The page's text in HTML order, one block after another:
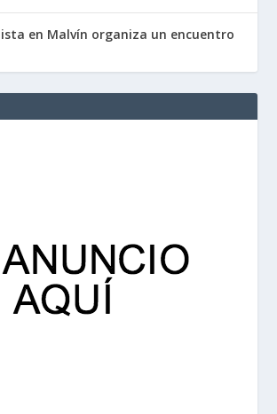
en Malvín organiza un encuentro